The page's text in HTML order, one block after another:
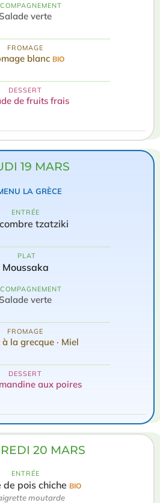
Salade verte
FROMAGE
blanc BIO
DESSERT
de fruits frais
19 MARS
LA GRÈCE
ENTRÉE
tzatziki
️ PLAT
Moussaka
Salade verte
FROMAGE
la grecque · Miel
DESSERT
aux poires
20 MARS
ENTRÉE
de pois chiche BIO
moutarde